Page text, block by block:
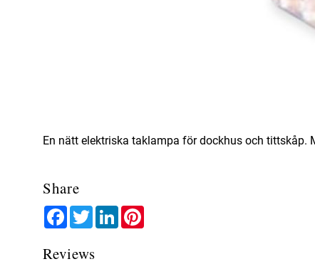
En nätt elektriska taklampa för dockhus och tittskåp.
Share
FacebookTwitterLinkedIn
Reviews